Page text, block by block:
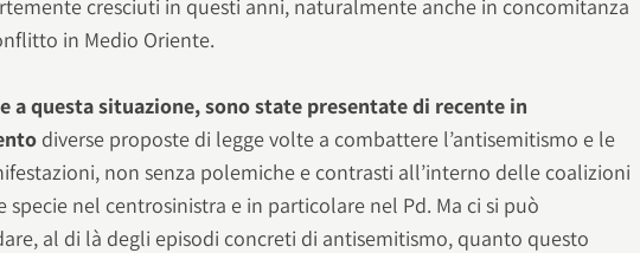
cresciuti in questi anni, naturalmente anche in concomitanza
in Medio Oriente.
a questa situazione, sono state presentate di recente in
diverse proposte di legge volte a combattere l’antisemitismo e le
non senza polemiche e contrasti all’interno delle coalizioni
specie nel centrosinistra e in particolare nel Pd. Ma ci si può
al di là degli episodi concreti di antisemitismo, quanto questo